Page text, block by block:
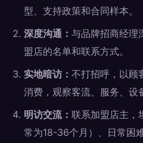
型、支持政策和合同样本。
深度沟通： 与品牌招商经理
盟店的名单和联系方式。
实地暗访： 不打招呼，以顾
消费，观察客流、服务、设
明访交流： 联系加盟店主，
常为18-36个月）、日常困